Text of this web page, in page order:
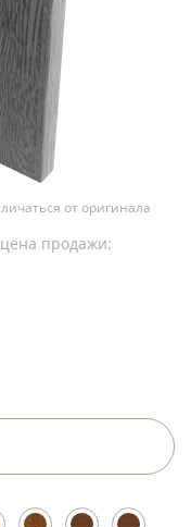
от оригинала
цена продажи: